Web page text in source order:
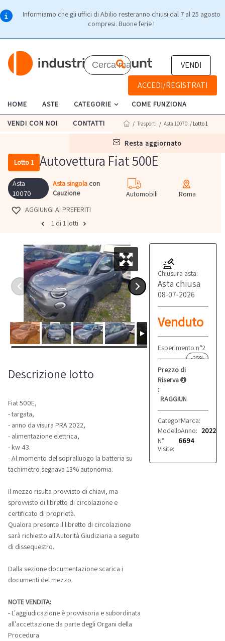
Informiamo che gli uffici di Abilio resteranno chiusi dal 7 al 25 agosto
compresi. Buone ferie !
VENDI
ACCEDI/REGISTRATI
HOME ASTE CATEGORIE COME FUNZIONA
VENDI CON NOI CONTATTI
resta aggiornato
/ Trasporti / Asta 10070 / Lotto 1
Lotto 1 Autovettura Fiat 500E
Asta
10070
Asta singola con
Cauzione
Automobili
Roma
AGGIUNGI AI PREFERITI
1 di 1 lotti
Chiusura asta:
Asta chiusa
08-07-2026
Venduto
Esperimento n°2
-25%
Prezzo di
Riserva
:
RAGGIUNTO
Categoria: Automobili
Marca:
Modello: 500E
Anno: 2022
N°
Visite:
6694
Descrizione lotto
Fiat 500E,
- targata,
- anno da visura PRA 2022,
- alimentazione elettrica,
- kw 43.
- Al momento del sopralluogo la batteria su
tachimetro segnava 13% autonomia.
Il mezzo risulta provvisto di chiavi, ma
sprovvisto di libretto di circolazione e
certificato di proprietà.
Qualora presente il libretto di circolazione
sarà richiesto all'Autorità Giudiziaria a seguito
di dissequestro.
Dalla sezione documentazione scarica i
documenti del mezzo.
NOTE VENDITA:
- L'aggiudicazione è provvisoria e subordinata
all'accettazione da parte degli Organi della
Procedura